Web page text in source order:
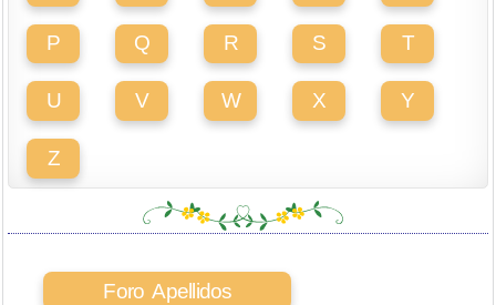
P Q R S T
U V W X Y
Z
Foro Apellidos